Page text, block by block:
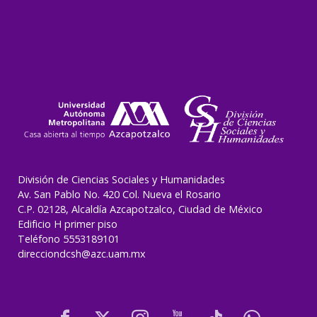
División de Ciencias Sociales y Humanidades
Av. San Pablo No. 420 Col. Nueva el Rosario
C.P. 02128, Alcaldía Azcapotzalco, Ciudad de México
Edificio H primer piso
Teléfono 5553189101
direcciondcsh@azc.uam.mx